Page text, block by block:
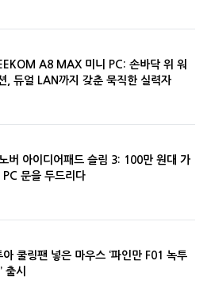
A8 MAX 미니 PC: 손바닥 위 워
, 듀얼 LAN까지 갖춘 묵직한 실력자
버 아이디어패드 슬림 3: 100만 원대 가
PC 문을 두드리다
쿨링팬 넣은 마우스 ‘파인만 F01 녹투
출시